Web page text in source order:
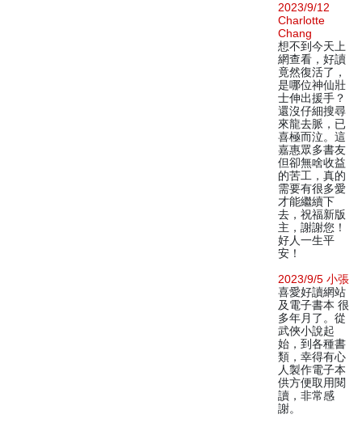
2023/9/12
Charlotte
Chang
想不到今天上
網查看，好讀
竟然復活了，
是哪位神仙壯
士伸出援手？
還沒仔細搜尋
來龍去脈，已
喜極而泣。這
嘉惠眾多書友
但卻無啥收益
的苦工，真的
需要有很多愛
才能繼續下
去，祝福新版
主，謝謝您！
好人一生平
安！
2023/9/5 小張
喜愛好讀網站
及電子書本 很
多年月了。從
武俠小說起
始，到各種書
類，幸得有心
人製作電子本
供方便取用閱
讀，非常感
謝。